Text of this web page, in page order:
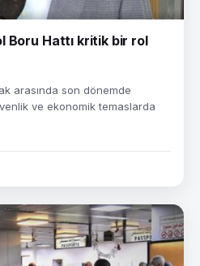
Boru Hattı kritik bir rol
arasında son dönemde
ve ekonomik temaslarda